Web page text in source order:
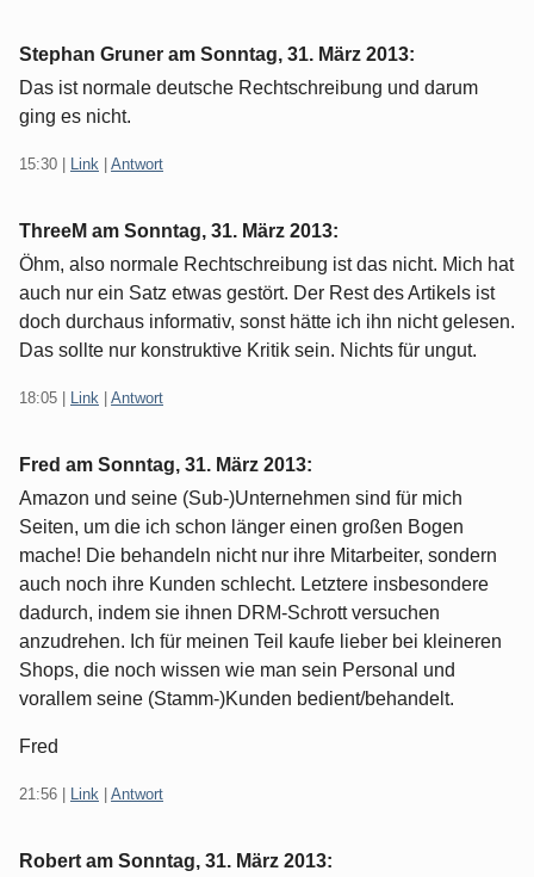
Stephan Gruner am Sonntag, 31. März 2013:
Das ist normale deutsche Rechtschreibung und darum
ging es nicht.
15:30 Link Antwort
ThreeM am Sonntag, 31. März 2013:
Öhm, also normale Rechtschreibung ist das nicht. Mich hat
auch nur ein Satz etwas gestört. Der Rest des Artikels ist
doch durchaus informativ, sonst hätte ich ihn nicht gelesen.
Das sollte nur konstruktive Kritik sein. Nichts für ungut.
18:05 Link Antwort
Fred am Sonntag, 31. März 2013:
Amazon und seine (Sub-)Unternehmen sind für mich
Seiten, um die ich schon länger einen großen Bogen
mache! Die behandeln nicht nur ihre Mitarbeiter, sondern
auch noch ihre Kunden schlecht. Letztere insbesondere
dadurch, indem sie ihnen DRM-Schrott versuchen
anzudrehen. Ich für meinen Teil kaufe lieber bei kleineren
Shops, die noch wissen wie man sein Personal und
vorallem seine (Stamm-)Kunden bedient/behandelt.
Fred
21:56 Link Antwort
Robert am Sonntag, 31. März 2013: